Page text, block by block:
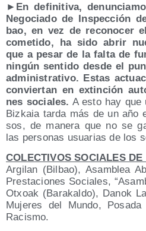
►En defi­ni­ti­va,
Nego­cia­do de Ins­pec­ción
bao, en vez de reco­no­cer
come­ti­do, ha sido abrir
que a pesar de la fal­ta de
nin­gún sen­ti­do des­de el
admi­nis­tra­ti­vo. Estas
con­vier­tan en extin­ción
nes socia­les. A esto hay que
Biz­kaia tar­da más de un año
sos, de mane­ra que no se
las per­so­nas usua­rias de los
COLECTIVOS SOCIALES
Argi­lan (Bil­bao), Asam­blea
Pres­ta­cio­nes Socia­les,
Otxoak (Bara­kal­do), Danok
Muje­res del Mun­do,
Racismo.